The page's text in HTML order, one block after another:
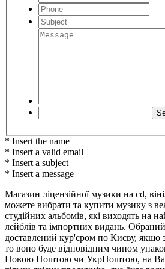
* Insert the name
* Insert a valid email
* Insert a subject
* Insert a message
Магазин ліцензійної музики на cd,
можете вибрати та купити музику з
студійних альбомів, які виходять на
лейблів та імпортних видань.
доставлений кур'єром по Києву, якщо
то воно буде відповідним чином
Новою Поштою чи УкрПоштою, на